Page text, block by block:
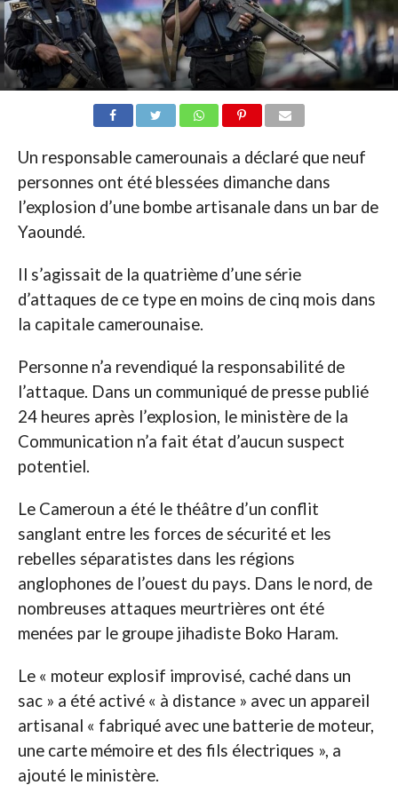
Un responsable camerounais a déclaré que neuf
personnes ont été blessées dimanche dans
l’explosion d’une bombe artisanale dans un bar de
Yaoundé.
Il s’agissait de la quatrième d’une série
d’attaques de ce type en moins de cinq mois dans
la capitale camerounaise.
Personne n’a revendiqué la responsabilité de
l’attaque. Dans un communiqué de presse publié
24 heures après l’explosion, le ministère de la
Communication n’a fait état d’aucun suspect
potentiel.
Le Cameroun a été le théâtre d’un conflit
sanglant entre les forces de sécurité et les
rebelles séparatistes dans les régions
anglophones de l’ouest du pays. Dans le nord, de
nombreuses attaques meurtrières ont été
menées par le groupe jihadiste Boko Haram.
Le « moteur explosif improvisé, caché dans un
sac » a été activé « à distance » avec un appareil
artisanal « fabriqué avec une batterie de moteur,
une carte mémoire et des fils électriques », a
ajouté le ministère.